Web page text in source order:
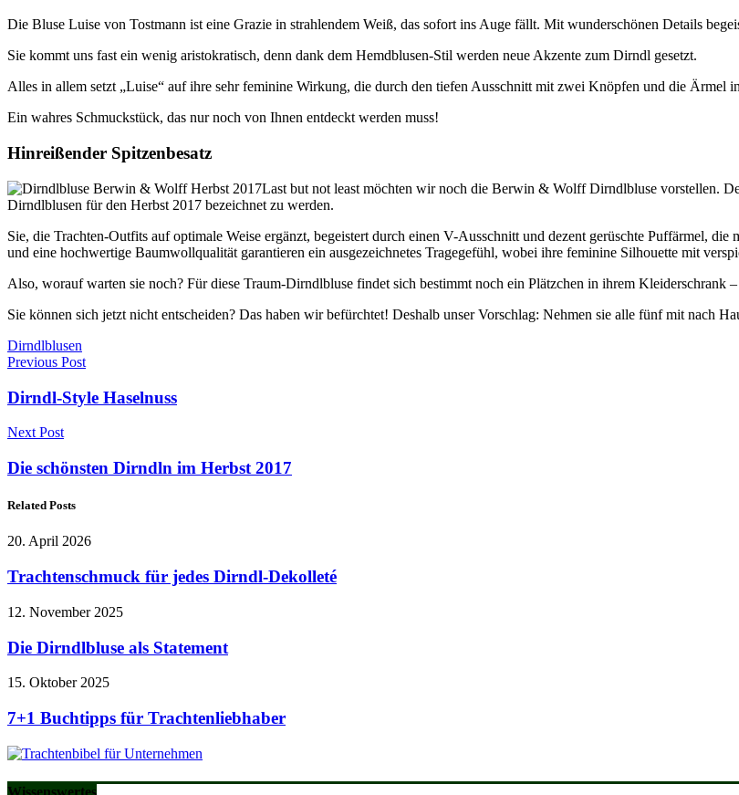
Die Bluse Luise von Tostmann ist eine Grazie in strahlendem Weiß, das sofort ins Auge fällt. Mit wunderschönen Details
Sie kommt uns fast ein wenig aristokratisch, denn dank dem Hemdblusen-Stil werden neue Akzente zum Dirndl gesetzt.
Alles in allem setzt „Luise“ auf ihre sehr feminine Wirkung, die durch den tiefen Ausschnitt mit zwei Knöpfen und die Ärmel
Ein wahres Schmuckstück, das nur noch von Ihnen entdeckt werden muss!
Hinreißender Spitzenbesatz
Last but not least möchten wir noch die Berwin & Wolff Dirndlbluse vorstellen.
Dirndlblusen für den Herbst 2017 bezeichnet zu werden.
Sie, die Trachten-Outfits auf optimale Weise ergänzt, begeistert durch einen V-Ausschnitt und dezent gerüschte Puffärmel,
und eine hochwertige Baumwollqualität garantieren ein ausgezeichnetes Tragegefühl, wobei ihre feminine Silhouette mit
Also, worauf warten sie noch? Für diese Traum-Dirndlbluse findet sich bestimmt noch ein Plätzchen in ihrem Kleiderschrank –
Sie können sich jetzt nicht entscheiden? Das haben wir befürchtet! Deshalb unser Vorschlag: Nehmen sie alle fünf mit nach
Dirndlblusen
Previous Post
Dirndl-Style Haselnuss
Next Post
Die schönsten Dirndln im Herbst 2017
Related Posts
20. April 2026
Trachtenschmuck für jedes Dirndl-Dekolleté
12. November 2025
Die Dirndlbluse als Statement
15. Oktober 2025
7+1 Buchtipps für Trachtenliebhaber
Wissenswertes